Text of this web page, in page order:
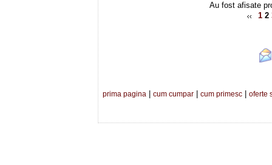
Au fost afisate
1 2
prima pagina cum cumpar cum primesc oferte